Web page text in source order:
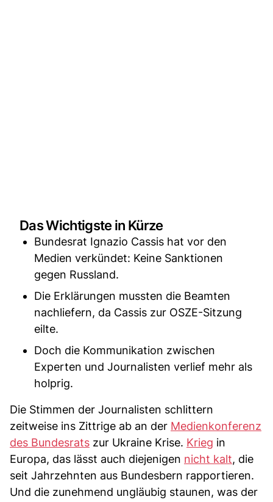
Das Wichtigste in Kürze
Bundesrat Ignazio Cassis hat vor den
Medien verkündet: Keine Sanktionen
gegen Russland.
Die Erklärungen mussten die Beamten
nachliefern, da Cassis zur OSZE-Sitzung
eilte.
Doch die Kommunikation zwischen
Experten und Journalisten verlief mehr als
holprig.
Die Stimmen der Journalisten schlittern
zeitweise ins Zittrige ab an der Medienkonferenz
des Bundesrats zur Ukraine Krise. Krieg in
Europa, das lässt auch diejenigen nicht kalt, die
seit Jahrzehnten aus Bundesbern rapportieren.
Und die zunehmend ungläubig staunen, was der